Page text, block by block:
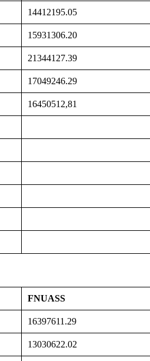
14412195.05
15931306.20
21344127.39
17049246.29
16450512,81
FNUASS
16397611.29
13030622.02